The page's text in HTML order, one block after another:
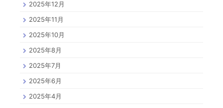
2025年12月
2025年11月
2025年10月
2025年8月
2025年7月
2025年6月
2025年4月